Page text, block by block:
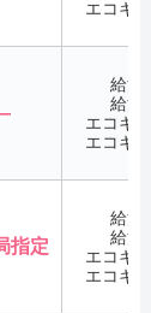
エコキ
給湯
給湯
エコキ
エコキ
指定
給湯
給湯
エコキ
エコキ